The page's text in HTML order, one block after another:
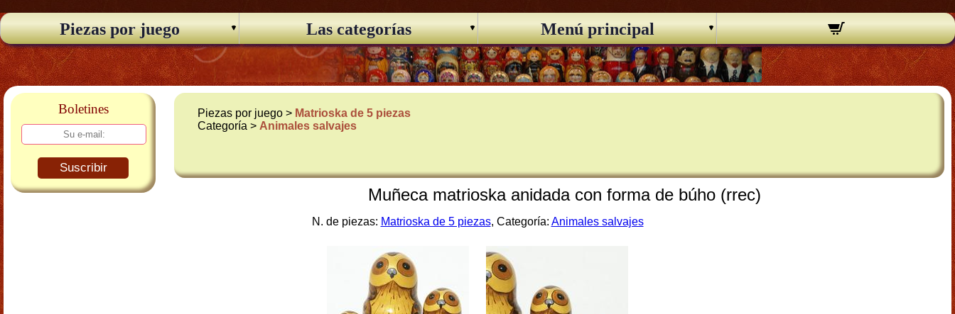
Piezas por juego Las categorías Menú principal
Boletines
Suscribir
Piezas por juego > Matrioska de 5 piezas
Categoría > Animales salvajes
Muñeca matrioska anidada con forma de búho (rrec)
N. de piezas: Matrioska de 5 piezas, Categoría: Animales salvajes